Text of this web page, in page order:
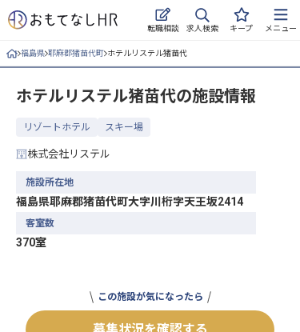
転職相談 求人検索 キープ メニュー
ログイン
求人・施設を探す
キープした求人
おもてなしHRについて
ご利用の流れ
福島県 耶麻郡猪苗代町 ホテルリステル猪苗代
ホテルリステル猪苗代の施設情報
リゾートホテル スキー場
株式会社リステル
施設所在地
福島県耶麻郡猪苗代町大字川桁字天王坂2414
客室数
370室
この施設が気になったら